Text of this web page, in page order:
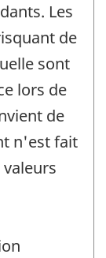
Les
de
sont
lors de
de
n'est fait